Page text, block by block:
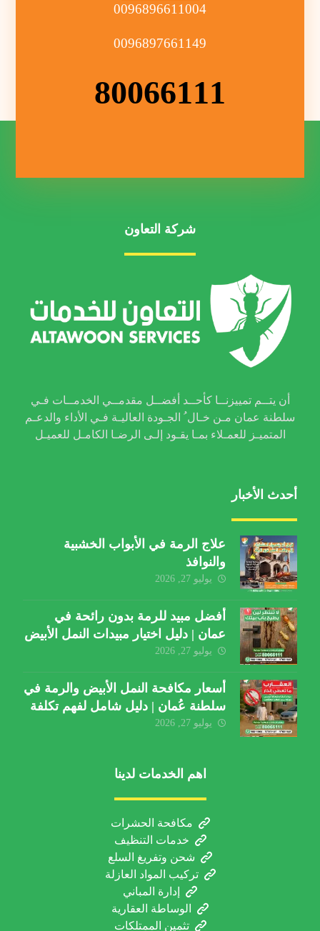
0096896611004
0096897661149
80066111
شركة التعاون
أن يتــم تمييزنــا كأحــد أفضــل مقدمــي الخدمــات فـي
سلطنة عمان مـن خـال ُ الجـودة العاليـة فـي الأداء والدعـم
المتميـز للعمـلاء بمـا يقـود إلـى الرضـا الكامـل للعميـل
أحدث الأخبار
علاج الرمة في الأبواب الخشبية
والنوافذ
يوليو 27, 2026
أفضل مبيد للرمة بدون رائحة في
عمان | دليل اختيار مبيدات النمل الأبيض
يوليو 27, 2026
أسعار مكافحة النمل الأبيض والرمة في
سلطنة عُمان | دليل شامل لفهم تكلفة
الخدمة والعوامل المؤثرة
يوليو 27, 2026
اهم الخدمات لدينا
مكافحة الحشرات
خدمات التنظيف
شحن وتفريغ السلع
تركيب المواد العازلة
إدارة المباني
الوساطة العقارية
تثمين الممتلكات